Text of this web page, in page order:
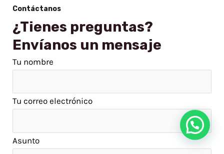
Contáctanos
¿Tienes preguntas?
Envíanos un mensaje
Tu nombre
Tu correo electrónico
Asunto